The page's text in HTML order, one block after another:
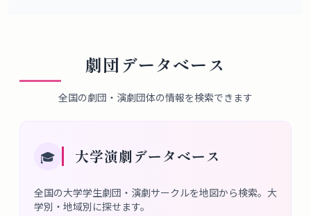
劇団データベース
全国の劇団・演劇団体の情報を検索できます
🎓 大学演劇データベース
全国の大学学生劇団・演劇サークルを地図から検索。大
学別・地域別に探せます。